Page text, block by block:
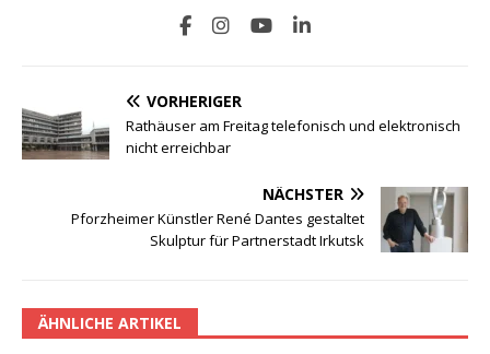
VORHERIGER
Rathäuser am Freitag telefonisch und elektronisch
nicht erreichbar
NÄCHSTER
Pforzheimer Künstler René Dantes gestaltet
Skulptur für Partnerstadt Irkutsk
ÄHNLICHE ARTIKEL